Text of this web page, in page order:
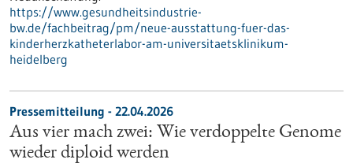
https://www.gesundheitsindustrie-
bw.de/fachbeitrag/pm/neue-ausstattung-fuer-das-
kinderherzkatheterlabor-am-universitaetsklinikum-
heidelberg
Pressemitteilung - 22.04.2026
Aus vier mach zwei: Wie verdoppelte Genome
wieder diploid werden